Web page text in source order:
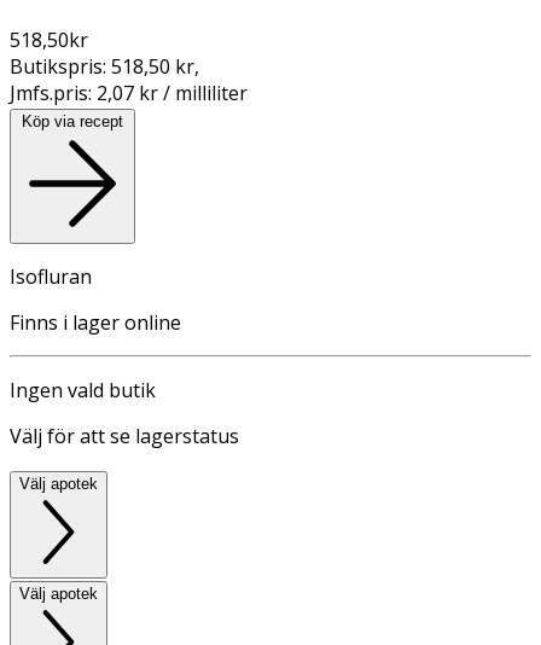
518,50kr
Butikspris: 518,50 kr,
Jmfs.pris: 2,07 kr / milliliter
Köp via recept
Isofluran
Finns i lager online
Ingen vald butik
Välj för att se lagerstatus
Välj apotek
Välj apotek